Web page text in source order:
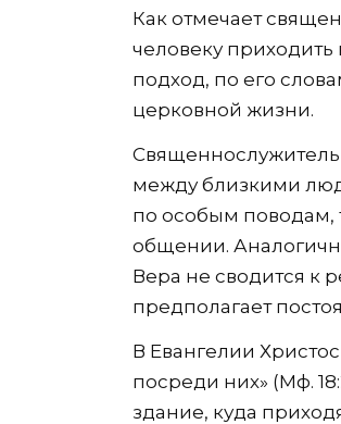
Как отмечает
человеку приходить
подход, по его
церковной жизни.
между близкими
по особым поводам,
общении.
Вера не сводится к
предполагает
В Евангелии
посреди них» (Мф.
здание, куда